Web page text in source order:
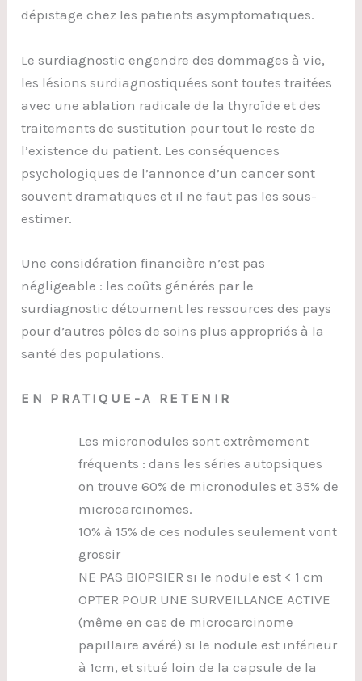
dépistage chez les patients asymptomatiques.
Le surdiagnostic engendre des dommages à vie,
les lésions surdiagnostiquées sont toutes traitées
avec une ablation radicale de la thyroïde et des
traitements de sustitution pour tout le reste de
l’existence du patient. Les conséquences
psychologiques de l’annonce d’un cancer sont
souvent dramatiques et il ne faut pas les sous-
estimer.
Une considération financière n’est pas
négligeable : les coûts générés par le
surdiagnostic détournent les ressources des pays
pour d’autres pôles de soins plus appropriés à la
santé des populations.
EN PRATIQUE-A RETENIR
Les micronodules sont extrêmement
fréquents : dans les séries autopsiques
on trouve 60% de micronodules et 35% de
microcarcinomes.
10% à 15% de ces nodules seulement vont
grossir
NE PAS BIOPSIER si le nodule est < 1 cm
OPTER POUR UNE SURVEILLANCE ACTIVE
(même en cas de microcarcinome
papillaire avéré) si le nodule est inférieur
à 1cm, et situé loin de la capsule de la